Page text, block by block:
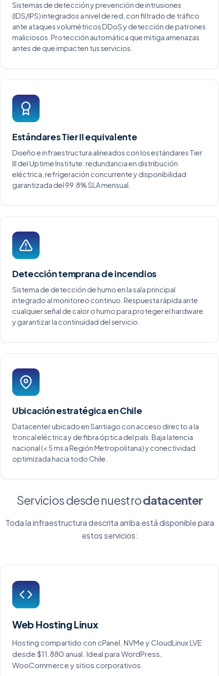
Sistemas de detección y prevención de intrusiones
(IDS/IPS) integrados a nivel de red, con filtrado de tráfico
ante ataques volumétricos DDoS y detección de patrones
maliciosos. Protección automática que mitiga amenazas
antes de que impacten tus servicios.
Estándares Tier II equivalente
Diseño e infraestructura alineados con los estándares Tier
III del Uptime Institute: redundancia en distribución
eléctrica, refrigeración concurrente y disponibilidad
garantizada del 99.8% SLA mensual.
Detección temprana de incendios
Sistema de detección de humo en la sala principal
integrado al monitoreo continuo. Respuesta rápida ante
cualquier señal de calor o humo para proteger el hardware
y garantizar la continuidad del servicio.
Ubicación estratégica en Chile
Datacenter ubicado en Santiago con acceso directo a la
troncal eléctrica y de fibra óptica del país. Baja latencia
nacional (< 5 ms a Región Metropolitana) y conectividad
optimizada hacia todo Chile.
Servicios desde nuestrodatacenter
Toda la infraestructura descrita arriba está disponible para
estos servicios:
Web Hosting Linux
Hosting compartido con cPanel, NVMe y CloudLinux LVE
desde $11.880 anual. Ideal para WordPress,
WooCommerce y sitios corporativos.